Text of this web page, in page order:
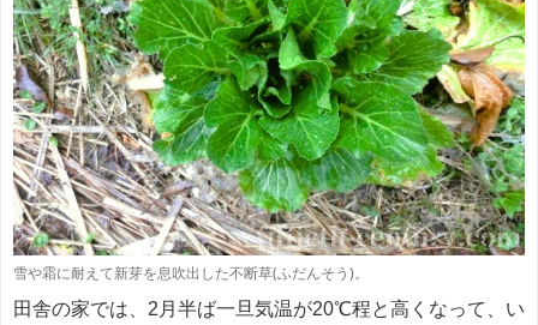
雪や霜に耐えて新芽を息吹出した不断草(ふだんそう)。
田舎の家では、2月半ば一旦気温が20℃程と高くなって、い